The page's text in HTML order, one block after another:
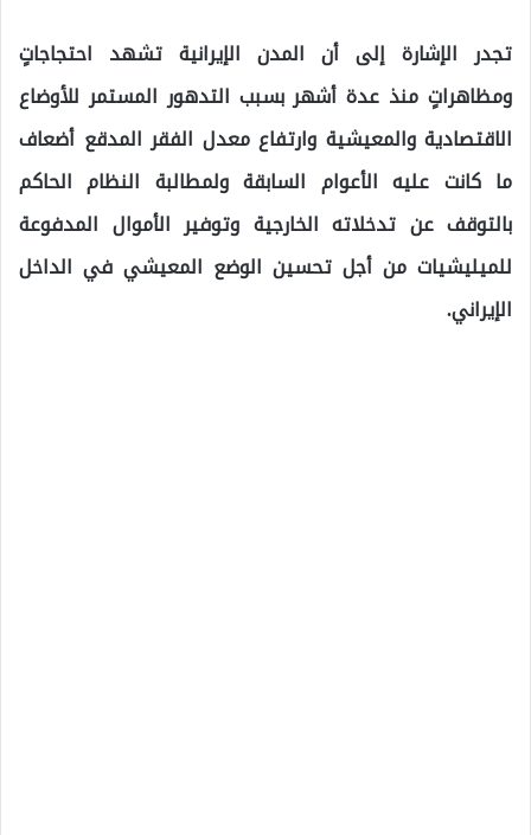
تجدر الإشارة إلى أن المدن الإيرانية تشهد احتجاجاتٍ
ومظاهراتٍ منذ عدة أشهر بسبب التدهور المستمر للأوضاع
الاقتصادية والمعيشية وارتفاع معدل الفقر المدقع أضعاف
ما كانت عليه الأعوام السابقة ولمطالبة النظام الحاكم
بالتوقف عن تدخلاته الخارجية وتوفير الأموال المدفوعة
للميليشيات من أجل تحسين الوضع المعيشي في الداخل
الإيراني.